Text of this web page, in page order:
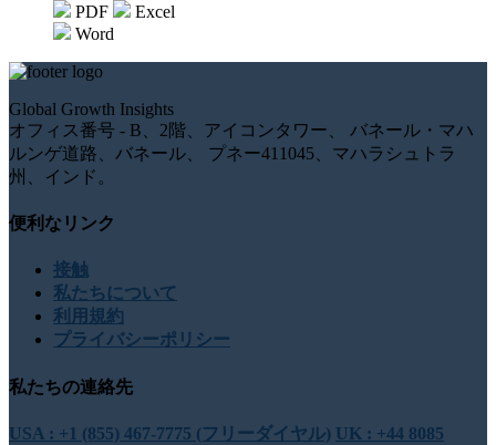
PDF
Excel
Word
Global Growth Insights
オフィス番号 - B、2階、アイコンタワー、 バネール・マハ
ルンゲ道路、バネール、 プネー411045、マハラシュトラ
州、インド。
便利なリンク
接触
私たちについて
利用規約
プライバシーポリシー
私たちの連絡先
USA : +1 (855) 467-7775 (フリーダイヤル) UK : +44 8085